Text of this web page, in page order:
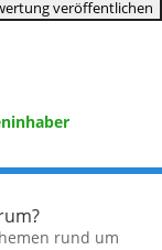
rund um